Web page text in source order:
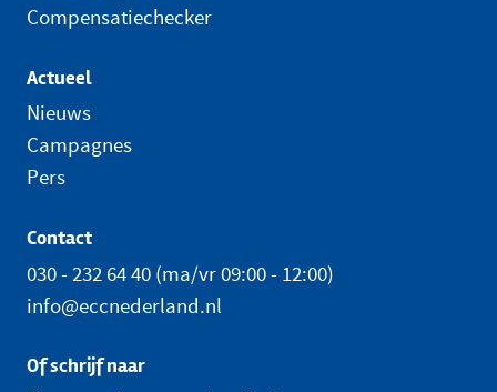
Compensatiechecker
Actueel
Nieuws
Campagnes
Pers
Contact
030 - 232 64 40 (ma/vr 09:00 - 12:00)
info@eccnederland.nl
Of schrijf naar